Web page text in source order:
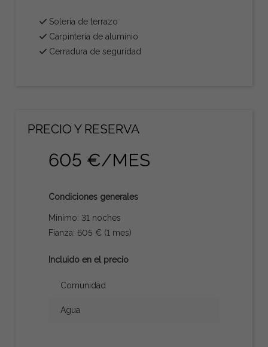
Solería de terrazo
Carpintería de aluminio
Cerradura de seguridad
PRECIO Y RESERVA
605 €/MES
Condiciones generales
Mínimo: 31 noches
Fianza: 605 € (1 mes)
Incluido en el precio
Comunidad
Agua